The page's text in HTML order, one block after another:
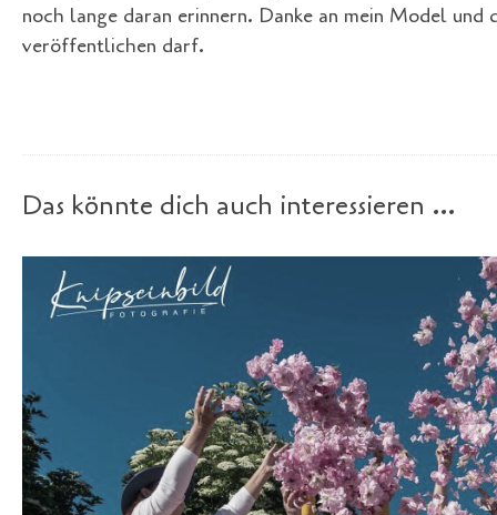
noch lange daran erinnern. Danke an mein Model
veröffentlichen darf.
Das könnte dich auch interessieren …